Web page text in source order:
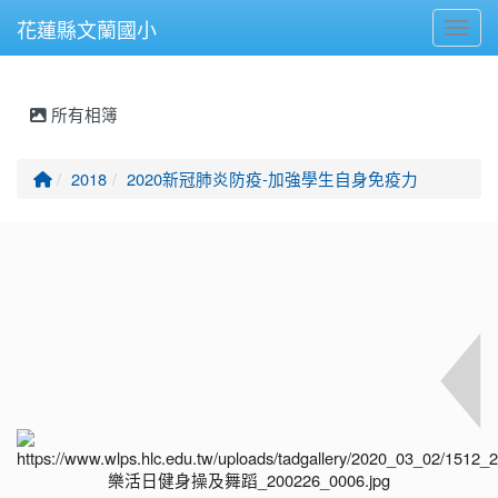
花蓮縣文蘭國小
所有相簿
回首頁
2018 2020新冠肺炎防疫-加強學生自身免疫力